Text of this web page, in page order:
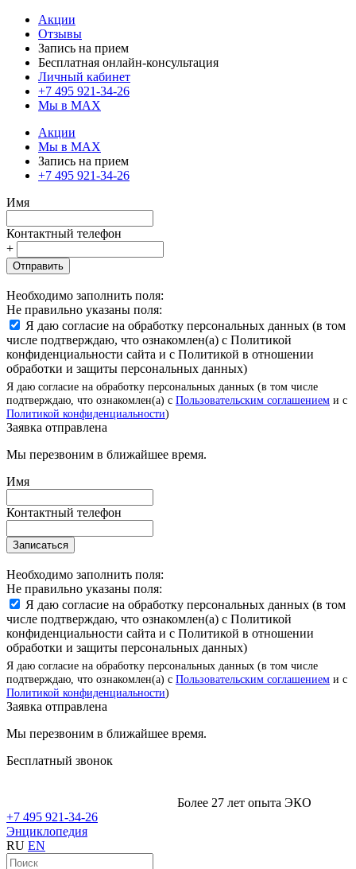
Акции
Отзывы
Запись на прием
Бесплатная онлайн-консультация
Личный кабинет
+7 495 921-34-26
Мы в MAX
Акции
Мы в MAX
Запись на прием
+7 495 921-34-26
Имя
Контактный телефон
+
Отправить
Необходимо заполнить поля:
Не правильно указаны поля:
Я даю согласие на обработку персональных данных (в том
числе подтверждаю, что ознакомлен(а) с Политикой
конфиденциальности сайта и с Политикой в отношении
обработки и защиты персональных данных)
Я даю согласие на обработку персональных данных (в том числе
подтверждаю, что ознакомлен(а) с Пользовательским соглашением и с
Политикой конфиденциальности)
Заявка отправлена
Мы перезвоним в ближайшее время.
Имя
Контактный телефон
Записаться
Необходимо заполнить поля:
Не правильно указаны поля:
Я даю согласие на обработку персональных данных (в том
числе подтверждаю, что ознакомлен(а) с Политикой
конфиденциальности сайта и с Политикой в отношении
обработки и защиты персональных данных)
Я даю согласие на обработку персональных данных (в том числе
подтверждаю, что ознакомлен(а) с Пользовательским соглашением и с
Политикой конфиденциальности)
Заявка отправлена
Мы перезвоним в ближайшее время.
Бесплатный звонок
Более 27 лет опыта ЭКО
+7 495 921-34-26
Энциклопедия
RU EN